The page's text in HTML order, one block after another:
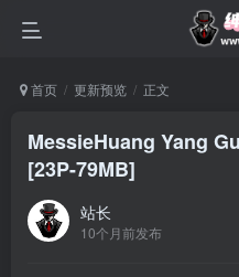
首页 更新预览 正文
MessieHuang Yang
[23P-79MB]
站长
10个月前发布